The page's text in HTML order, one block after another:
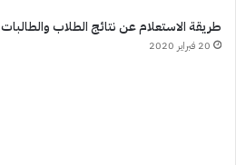
طريقة الاستعلام عن نتائج الطلاب والطالبات
20 فبراير 2020